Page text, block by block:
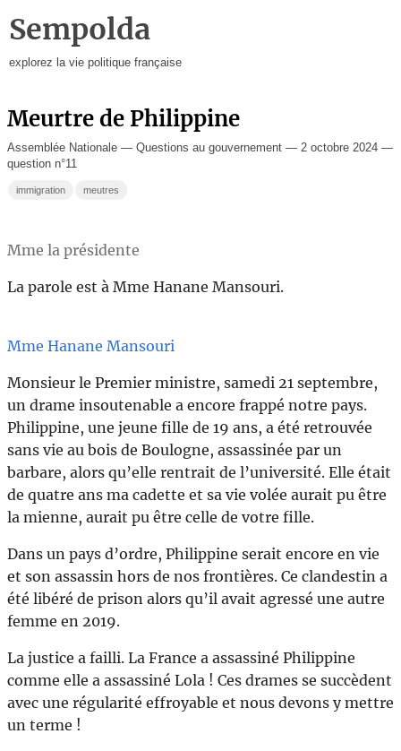
Sempolda
explorez la vie politique française
Meurtre de Philippine
Assemblée Nationale — Questions au gouvernement — 2 octobre 2024 —
question n°11
immigration meutres
Mme la présidente
La parole est à Mme Hanane Mansouri.
Mme Hanane Mansouri
Monsieur le Premier ministre, samedi 21 septembre,
un drame insoutenable a encore frappé notre pays.
Philippine, une jeune fille de 19 ans, a été retrouvée
sans vie au bois de Boulogne, assassinée par un
barbare, alors qu’elle rentrait de l’université. Elle était
de quatre ans ma cadette et sa vie volée aurait pu être
la mienne, aurait pu être celle de votre fille.
Dans un pays d’ordre, Philippine serait encore en vie
et son assassin hors de nos frontières. Ce clandestin a
été libéré de prison alors qu’il avait agressé une autre
femme en 2019.
La justice a failli. La France a assassiné Philippine
comme elle a assassiné Lola ! Ces drames se succèdent
avec une régularité effroyable et nous devons y mettre
un terme !